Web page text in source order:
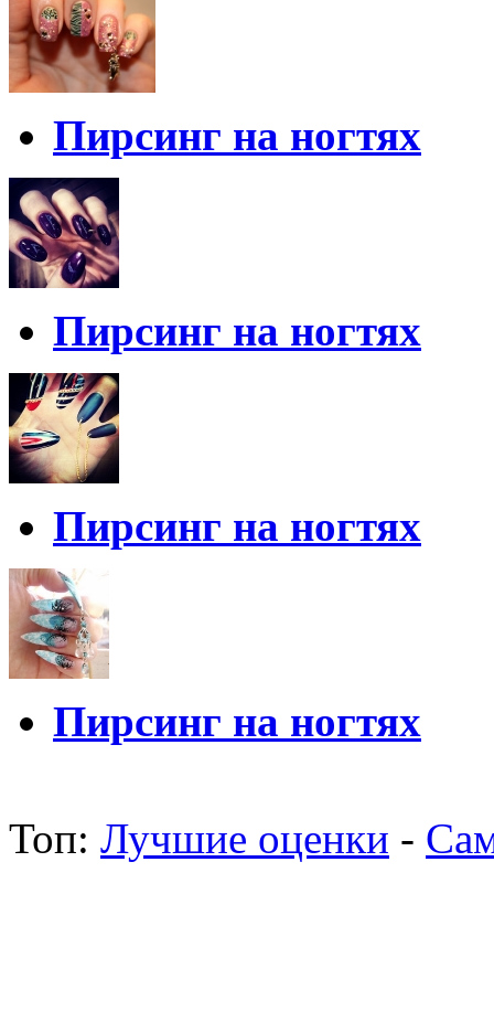
Пирсинг на ногтях
Пирсинг на ногтях
Пирсинг на ногтях
Пирсинг на ногтях
Топ: Лучшие оценки -